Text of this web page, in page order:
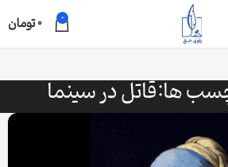
0
0تومان
ها:قاتل در سینما